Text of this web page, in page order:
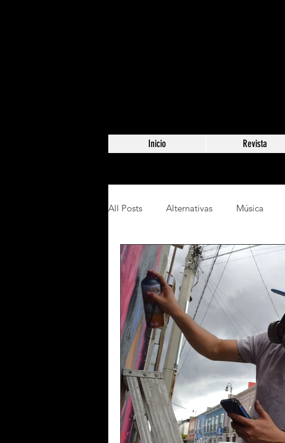
Inicio Revista
All Posts Alternativas Música